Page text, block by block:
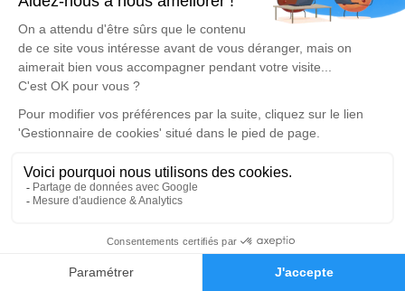
Faire-part Hommages
d'expression dédié à honorer la mémoire de Xavier
MOURRUT-BRIGNOL.
Un service de plantation d’arbre hommage est
disponible ici.
Je rends hommage
Cérémonie religieuse
Eglise Saint-Paul de Perpignan
5 Rue de Saint-Nazaire